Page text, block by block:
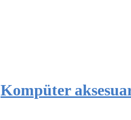
Kompüter